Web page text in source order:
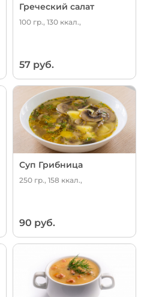
Греческий салат
100 гр., 130 ккал.,
57 руб.
Суп Грибница
250 гр., 158 ккал.,
90 руб.